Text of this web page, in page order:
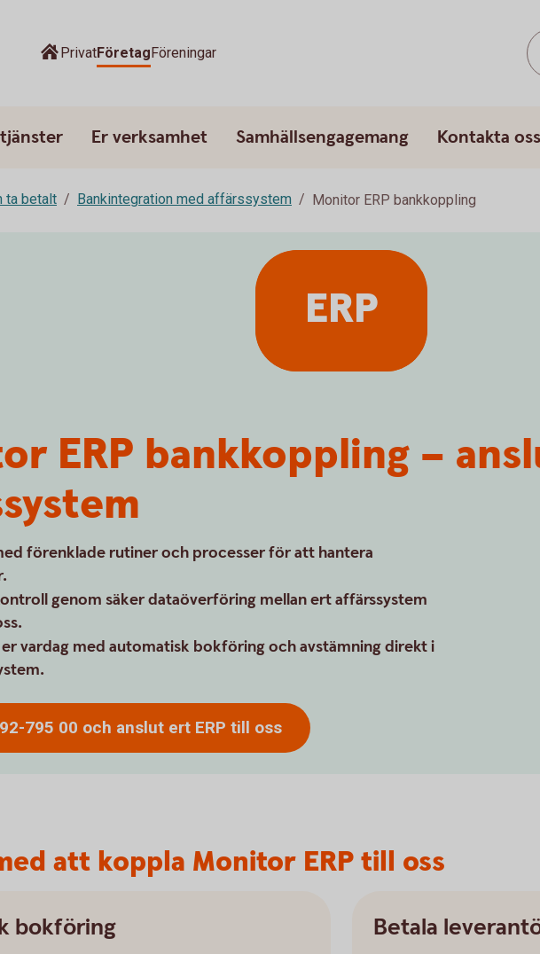
PrivatFöretagFöreningar
Er verksamhet Samhällsengagemang Kontakta oss
ta betalt Bankintegration med affärssystem Monitor ERP bankkoppling
ERP bankkoppling –
förenklade rutiner och processer för att hantera
genom säker dataöverföring mellan ert affärssystem
vardag med automatisk bokföring och avstämning direkt i
795 00 och anslut ert ERP till oss
ERP
att koppla Monitor ERP till oss
bokföring Betala